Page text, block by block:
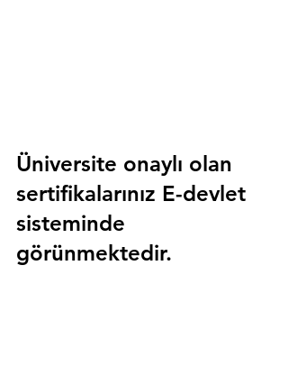
Üniversite onaylı olan
sertifikalarınız E-devlet
sisteminde
görünmektedir.